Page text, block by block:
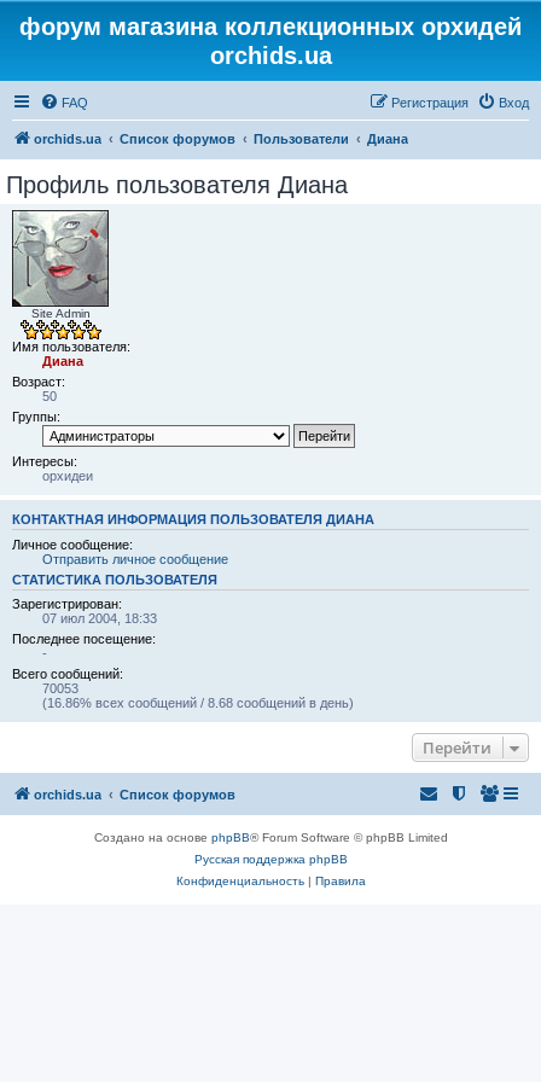
форум магазина коллекционных орхидей
orchids.ua
FAQ Вход
Регистрация
orchids.ua Список форумов Пользователи Диана
Профиль пользователя Диана
Site Admin
Имя пользователя:
Диана
Возраст:
50
Группы:
Интересы:
орхидеи
КОНТАКТНАЯ ИНФОРМАЦИЯ ПОЛЬЗОВАТЕЛЯ ДИАНА
Личное сообщение:
Отправить личное сообщение
СТАТИСТИКА ПОЛЬЗОВАТЕЛЯ
Зарегистрирован:
07 июл 2004, 18:33
Последнее посещение:
-
Всего сообщений:
70053
(16.86% всех сообщений / 8.68 сообщений в день)
Перейти
orchids.ua Список форумов
Создано на основе phpBB® Forum Software © phpBB Limited
Русская поддержка phpBB
Конфиденциальность| Правила